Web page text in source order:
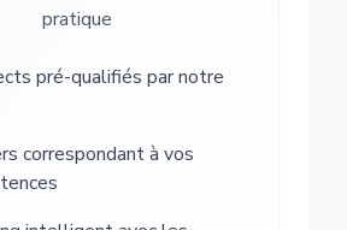
pratique
pré-qualifiés par notre
correspondant à vos